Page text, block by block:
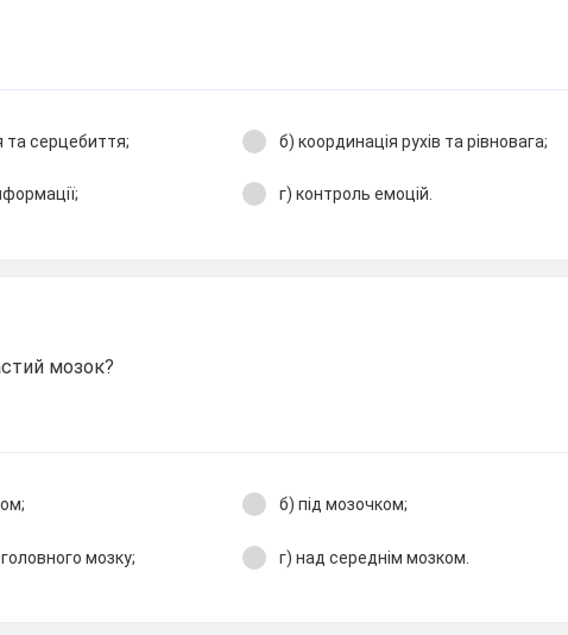
та серцебиття; б) координація рухів та рівновага;
г) контроль емоцій.
мозок?
б) під мозочком;
мозку; г) над середнім мозком.